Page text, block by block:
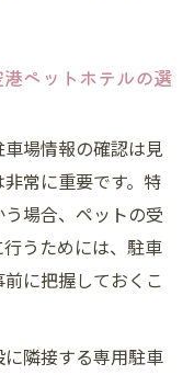
ペットホテルの選
場情報の確認は見
常に重要です。特
場合、ペットの受
うためには、駐車
に把握しておくこ
隣接する専用駐車